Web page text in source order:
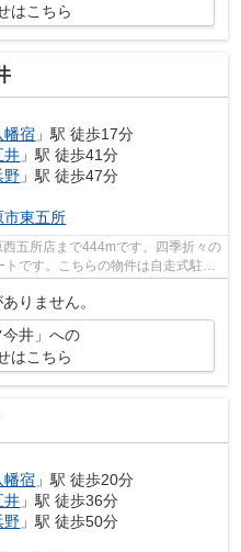
はこちら
幡宿 」駅 徒歩17分
井 」駅 徒歩41分
野 」駅 徒歩47分
市東五所
五所店まで444mです。四季折々の
です。こちらの物件は自走式駐車
りません。
今井」への
はこちら
幡宿 」駅 徒歩20分
井 」駅 徒歩36分
野 」駅 徒歩50分